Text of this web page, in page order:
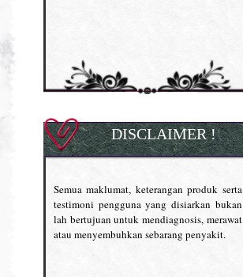
DISCLAIMER !
Semua maklumat, keterangan produk serta
testimoni pengguna yang disiarkan bukan
lah bertujuan untuk mendiagnosis, merawat
atau menyembuhkan sebarang penyakit.